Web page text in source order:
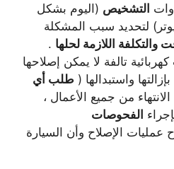
التشخيص (اليوم بشكل
لتحديد سبب المشكلة
والتكلفة اللازمة لحلها .
تالفة لا يمكن إصلاحها
واستبدالها ( طلب أي
من جميع الأعمال ،
الفحوصات
عمليات الإصلاح وأن السيارة